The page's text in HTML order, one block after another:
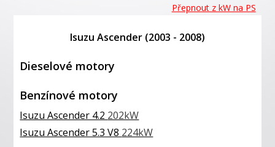
Přepnout z kW na PS
Isuzu Ascender (2003 - 2008)
Dieselové motory
Benzínové motory
Isuzu Ascender 4.2 202kW
Isuzu Ascender 5.3 V8 224kW